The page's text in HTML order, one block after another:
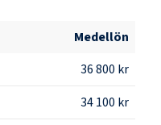
Medellön
36 800 kr
34 100 kr